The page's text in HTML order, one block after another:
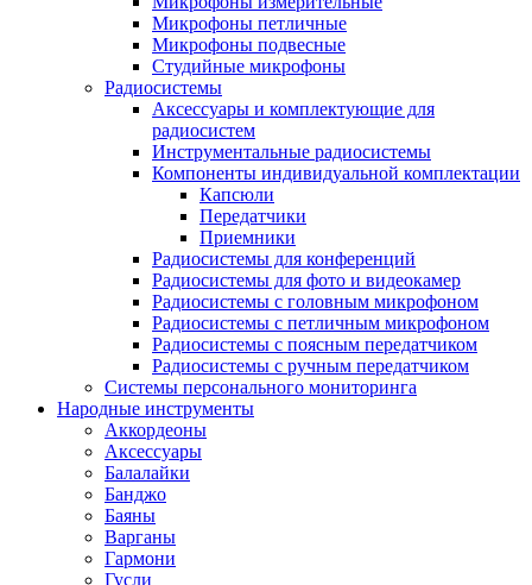
Микрофоны петличные
Микрофоны подвесные
Студийные микрофоны
Радиосистемы
Аксессуары и комплектующие для
радиосистем
Инструментальные радиосистемы
Компоненты индивидуальной комплектации
Капсюли
Передатчики
Приемники
Радиосистемы для конференций
Радиосистемы для фото и видеокамер
Радиосистемы с головным микрофоном
Радиосистемы с петличным микрофоном
Радиосистемы с поясным передатчиком
Радиосистемы с ручным передатчиком
Системы персонального мониторинга
Народные инструменты
Аккордеоны
Аксессуары
Балалайки
Банджо
Баяны
Варганы
Гармони
Гусли